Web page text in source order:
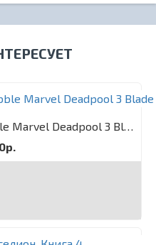
Фигурка Funko POP! Bobble Marvel Deadpool 3 Blade